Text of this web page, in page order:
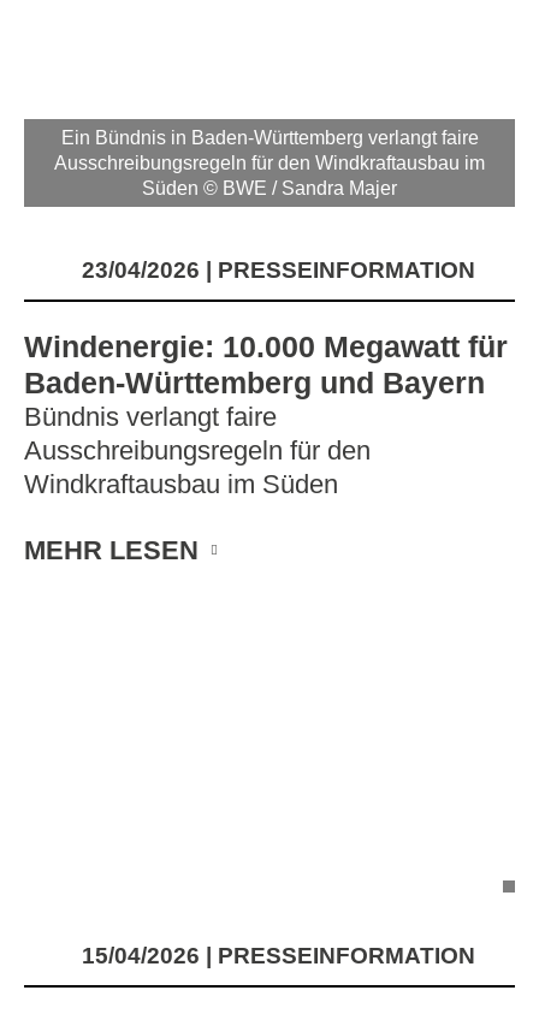
Ein Bündnis in Baden-Württemberg verlangt faire
Ausschreibungsregeln für den Windkraftausbau im
Süden © BWE / Sandra Majer
23/04/2026 PRESSEINFORMATION
Windenergie: 10.000 Megawatt für
Baden-Württemberg und Bayern
Bündnis verlangt faire
Ausschreibungsregeln für den
Windkraftausbau im Süden
MEHR LESEN
15/04/2026 PRESSEINFORMATION